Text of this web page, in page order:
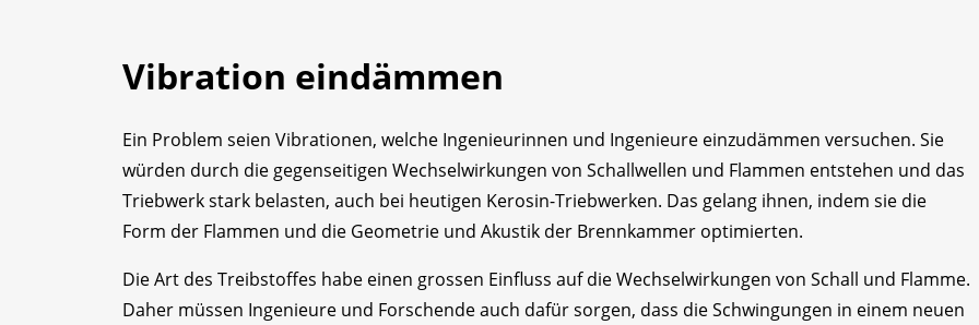
Vibration eindämmen
Ein Problem seien Vibrationen, welche Ingenieurinnen und Ingenieure einzudämmen versuchen. Sie
würden durch die gegenseitigen Wechselwirkungen von Schallwellen und Flammen entstehen und das
Triebwerk stark belasten, auch bei heutigen Kerosin-Triebwerken. Das gelang ihnen, indem sie die
Form der Flammen und die Geometrie und Akustik der Brennkammer optimierten.
Die Art des Treibstoffes habe einen grossen Einfluss auf die Wechselwirkungen von Schall und Flamme.
Daher müssen Ingenieure und Forschende auch dafür sorgen, dass die Schwingungen in einem neuen